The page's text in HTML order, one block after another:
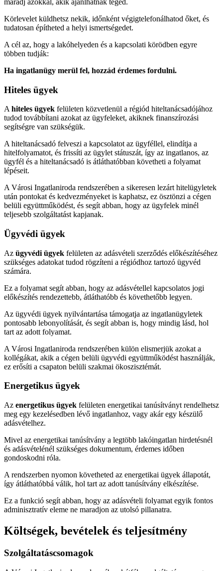
Körlevelet küldhetsz nekik, időnként végigtelefonálhatod őket, és
tudatosan építheted a helyi ismertségedet.
A cél az, hogy a lakóhelyeden és a kapcsolati körödben egyre
többen tudják:
Ha ingatlanügy merül fel, hozzád érdemes fordulni.
Hiteles ügyek
A hiteles ügyek felületen közvetlenül a régiód hiteltanácsadójához
tudod továbbítani azokat az ügyfeleket, akiknek finanszírozási
segítségre van szükségük.
A hiteltanácsadó felveszi a kapcsolatot az ügyféllel, elindítja a
hitelfolyamatot, és frissíti az ügylet státuszát, így az ingatlanos, az
ügyfél és a hiteltanácsadó is átláthatóbban követheti a folyamat
lépéseit.
A Városi Ingatlaniroda rendszerében a sikeresen lezárt hitelügyletek
után pontokat és kedvezményeket is kaphatsz, ez ösztönzi a cégen
belüli együttműködést, és segít abban, hogy az ügyfelek minél
teljesebb szolgáltatást kapjanak.
Ügyvédi ügyek
Az ügyvédi ügyek felületen az adásvételi szerződés előkészítéséhez
szükséges adatokat tudod rögzíteni a régiódhoz tartozó ügyvéd
számára.
Ez a folyamat segít abban, hogy az adásvétellel kapcsolatos jogi
előkészítés rendezettebb, átláthatóbb és követhetőbb legyen.
Az ügyvédi ügyek nyilvántartása támogatja az ingatlanügyletek
pontosabb lebonyolítását, és segít abban is, hogy mindig lásd, hol
tart az adott folyamat.
A Városi Ingatlaniroda rendszerében külön elismerjük azokat a
kollégákat, akik a cégen belüli ügyvédi együttműködést használják,
ez erősíti a csapaton belüli szakmai ökoszisztémát.
Energetikus ügyek
Az energetikus ügyek felületen energetikai tanúsítványt rendelhetsz
meg egy kezelésedben lévő ingatlanhoz, vagy akár egy készülő
adásvételhez.
Mivel az energetikai tanúsítvány a legtöbb lakóingatlan hirdetésnél
és adásvételénél szükséges dokumentum, érdemes időben
gondoskodni róla.
A rendszerben nyomon követheted az energetikai ügyek állapotát,
így átláthatóbbá válik, hol tart az adott tanúsítvány elkészítése.
Ez a funkció segít abban, hogy az adásvételi folyamat egyik fontos
adminisztratív eleme ne maradjon az utolsó pillanatra.
Költségek, bevételek és teljesítmény
Szolgáltatáscsomagok